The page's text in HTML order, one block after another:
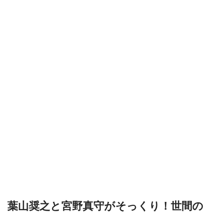
葉山奨之と宮野真守がそっくり！世間の